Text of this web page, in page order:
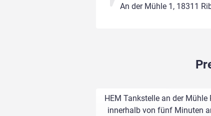
An der Mühle 1, 18311
HEM Tankstelle an der
innerhalb von fünf Minuten